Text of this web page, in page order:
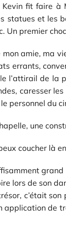
Kevin fit faire
statues et les
Un premier
amie, ma
errants,
l’attirail de la
caresser
personnel du
une
coucher là
lors de son
c’était
application de